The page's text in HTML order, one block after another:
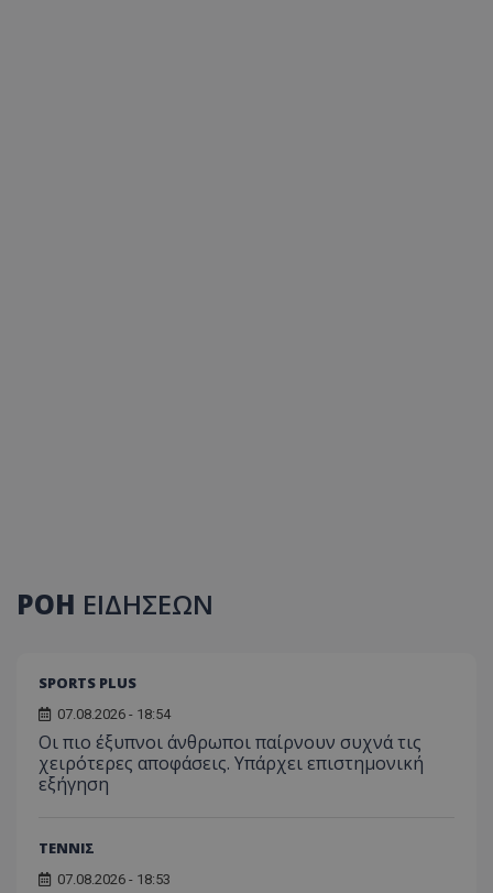
ΡΟΗ ΕΙΔΗΣΕΩΝ
SPORTS PLUS
07.08.2026 - 18:54
Οι πιο έξυπνοι άνθρωποι παίρνουν συχνά τις
χειρότερες αποφάσεις. Υπάρχει επιστημονική
εξήγηση
ΤΕΝΝΙΣ
07.08.2026 - 18:53